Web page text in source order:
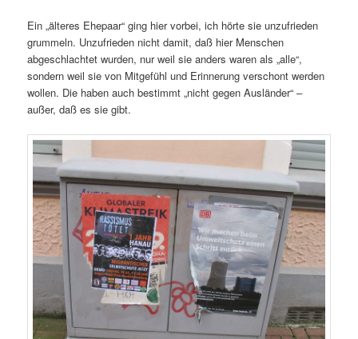
Ein „älteres Ehepaar“ ging hier vorbei, ich hörte sie unzufrieden
grummeln. Unzufrieden nicht damit, daß hier Menschen
abgeschlachtet wurden, nur weil sie anders waren als „alle“,
sondern weil sie von Mitgefühl und Erinnerung verschont werden
wollen. Die haben auch bestimmt „nicht gegen Ausländer“ –
außer, daß es sie gibt.